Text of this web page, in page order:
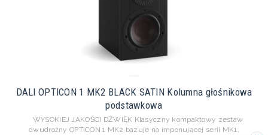
DALI OPTICON 1 MK2 BLACK SATIN Kolumna głośnikowa
podstawkowa
WYSOKIEJ JAKOŚCI DŹWIĘK Klasyczny kompaktowy zestaw
dwudrożny OPTICON 1 MK2 bazuje na imponującej serii MK1,